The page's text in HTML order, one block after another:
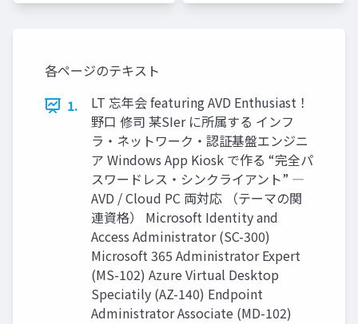
各ページのテキスト
1.
LT 忘年会 featuring AVD Enthusiast！
野口 修司 某SIer に所属する インフ
ラ・ネットワーク・認証基盤エンジニ
ア Windows App Kiosk で作る “完全パ
スワードレス・シンクライアント” ―
AVD / Cloud PC 両対応 （テーマの関
連資格） Microsoft Identity and
Access Administrator (SC-300)
Microsoft 365 Administrator Expert
(MS-102) Azure Virtual Desktop
Speciatily (AZ-140) Endpoint
Administrator Associate (MD-102)